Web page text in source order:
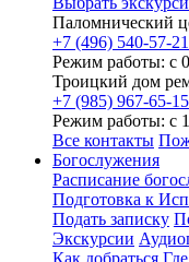
Паломнический
+7 (496) 540-57-21
Режим работы: с
Троицкий дом
+7 (985) 967-65-15
Режим работы: с
Все контакты
Богослужения
Расписание
Подготовка к
Подать записку
Экскурсии
Как добраться